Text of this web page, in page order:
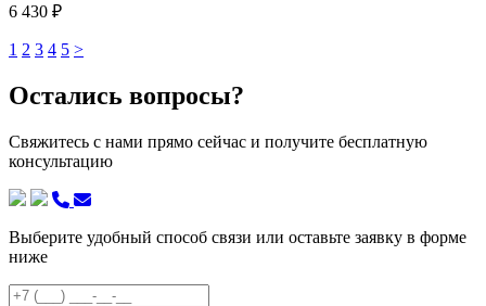
6 430 ₽
1 2 3 4 5 >
Остались вопросы?
Свяжитесь с нами прямо сейчас и получите бесплатную
консультацию
Выберите удобный способ связи или оставьте заявку в форме
ниже